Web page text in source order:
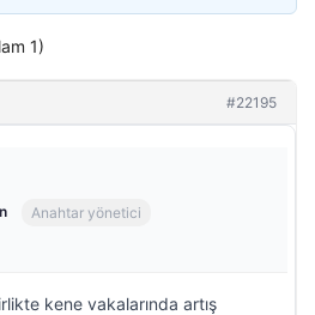
1)
#22195
Anahtar yönetici
kene vakalarında artış